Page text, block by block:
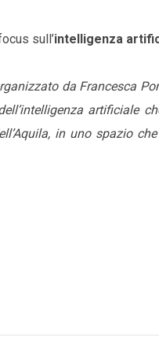
sull’intelligenza
da Francesca
artificiale
in uno spazio